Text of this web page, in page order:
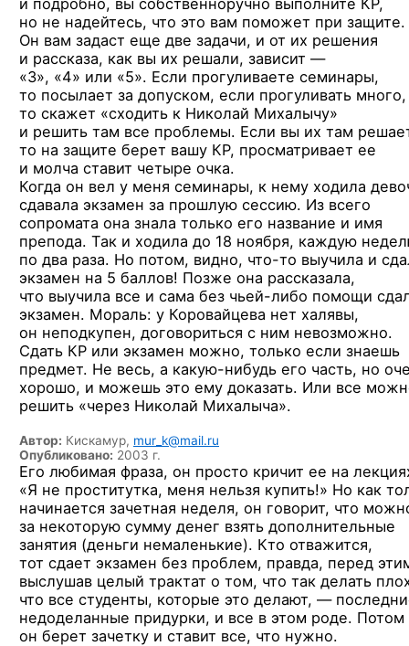
и подробно, вы собственноручно выполните КР,
но не надейтесь, что это вам поможет при защите.
Он вам задаст еще две задачи, и от их решения
и рассказа, как вы их решали, зависит —
«3», «4» или «5». Если прогуливаете семинары,
то посылает за допуском, если прогуливать много,
то скажет «сходить к Николай Михалычу»
и решить там все проблемы. Если вы их там
то на защите берет вашу КР, просматривает ее
и молча ставит четыре очка.
Когда он вел у меня семинары, к нему ходила
сдавала экзамен за прошлую сессию. Из всего
сопромата она знала только его название и имя
препода. Так и ходила до 18 ноября, каждую
по два раза. Но потом, видно, что-то выучила и
экзамен на 5 баллов! Позже она рассказала,
что выучила все и сама без чьей-либо помощи
экзамен. Мораль: у Коровайцева нет халявы,
он неподкупен, договориться с ним невозможно.
Сдать КР или экзамен можно, только если знаешь
предмет. Не весь, а какую-нибудь его часть, но
хорошо, и можешь это ему доказать. Или все
решить «через Николай Михалыча».
Автор: Кискамур, mur_k@mail.ru
Опубликовано: 2003 г.
Его любимая фраза, он просто кричит ее на
«Я не проститутка, меня нельзя купить!» Но как
начинается зачетная неделя, он говорит, что
за некоторую сумму денег взять дополнительные
занятия (деньги немаленькие). Кто отважится,
тот сдает экзамен без проблем, правда, перед
выслушав целый трактат о том, что так делать
что все студенты, которые это делают, —
недоделанные придурки, и все в этом роде. Потом
он берет зачетку и ставит все, что нужно.